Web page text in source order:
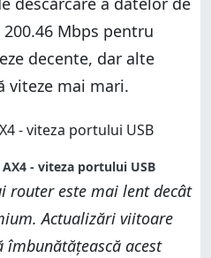
Mbps pentru
decente, dar alte
viteze mai mari.
- viteza portului USB
router este mai lent decât
Actualizări viitoare
acest